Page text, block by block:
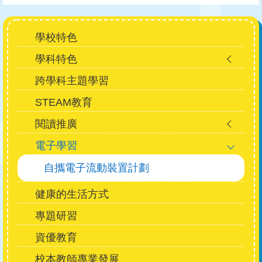
Main
navigation
學校特色
學科特色
跨學科主題學習
STEAM教育
閱讀推廣
電子學習
自攜電子流動裝置計劃
健康的生活方式
專題研習
資優教育
校本教師專業發展